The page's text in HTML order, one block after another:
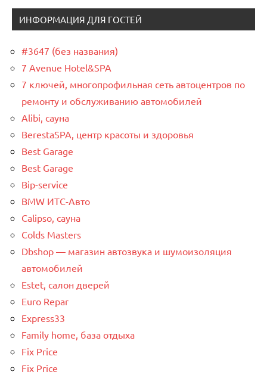
ИНФОРМАЦИЯ ДЛЯ ГОСТЕЙ
#3647 (без названия)
7 Avenue Hotel&SPA
7 ключей, многопрофильная сеть автоцентров по
ремонту и обслуживанию автомобилей
Alibi, сауна
BerestaSPA, центр красоты и здоровья
Best Garage
Best Garage
Bip-service
BMW ИТС-Авто
Calipso, сауна
Colds Masters
Dbshop — магазин автозвука и шумоизоляция
автомобилей
Estet, салон дверей
Euro Repar
Express33
Family home, база отдыха
Fix Price
Fix Price